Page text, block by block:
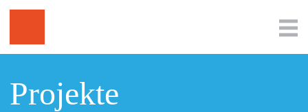
Projekte